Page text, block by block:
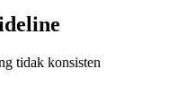
tidak konsisten